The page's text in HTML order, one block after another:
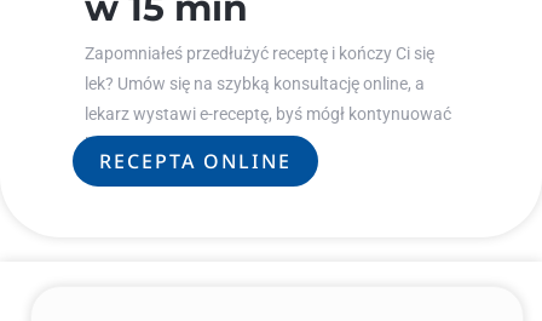
Zapomniałeś przedłużyć receptę i kończy Ci się
lek? Umów się na szybką konsultację online, a
lekarz wystawi e-receptę, byś mógł kontynuować
leczenie.
RECEPTA ONLINE